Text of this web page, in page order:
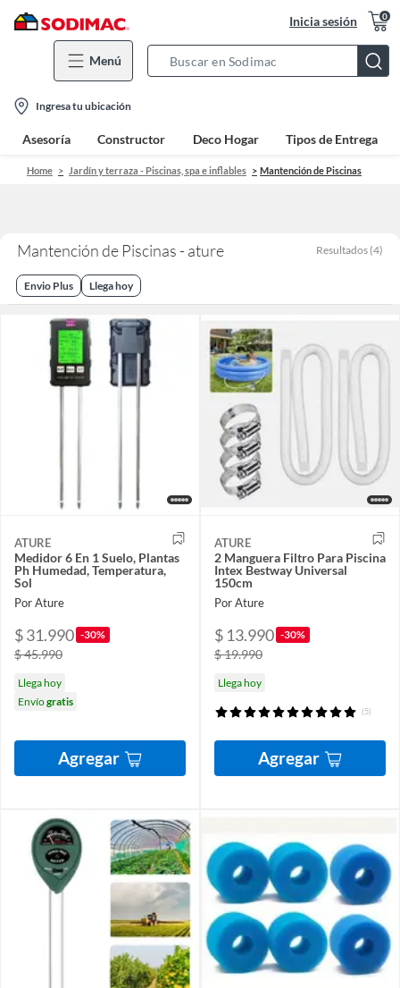
Inicia sesión 0
Menú
Bar
location-
icon
Ingresa tu ubicación
Asesoría Constructor Deco Hogar Tipos de Entrega
Home Jardín y terraza - Piscinas, spa e inflables Mantención de Piscinas
Mantención de Piscinas - ature Resultados (4)
Envio Plus Llega hoy
ATURE
Medidor 6 En 1 Suelo, Plantas
Ph Humedad, Temperatura,
Sol
Por Ature
$ 31.990 -30%
$ 45.990
Llega hoy
Envíogratis
Agregar
ATURE
2 Manguera Filtro Para Piscina
Intex Bestway Universal
150cm
Por Ature
$ 13.990 -30%
$ 19.990
Llega hoy
(5)
Agregar